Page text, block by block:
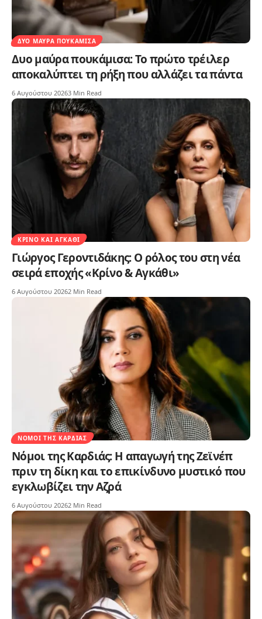
ΔΥΟ ΜΑΎΡΑ ΠΟΥΚΆΜΙΣΑ
Δυο μαύρα πουκάμισα: Το πρώτο τρέιλερ
αποκαλύπτει τη ρήξη που αλλάζει τα πάντα
6 Αυγούστου 20263 Min Read
ΚΡΊΝΟ ΚΑΙ ΑΓΚΆΘΙ
Γιώργος Γεροντιδάκης: Ο ρόλος του στη νέα
σειρά εποχής «Κρίνο & Αγκάθι»
6 Αυγούστου 20262 Min Read
ΝΌΜΟΙ ΤΗΣ ΚΑΡΔΙΆΣ
Νόμοι της Καρδιάς: Η απαγωγή της Ζεϊνέπ
πριν τη δίκη και το επικίνδυνο μυστικό που
εγκλωβίζει την Αζρά
6 Αυγούστου 20262 Min Read